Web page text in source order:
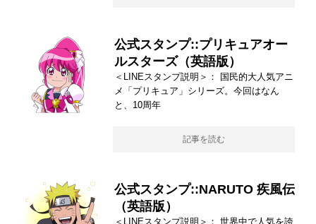
公式スタンプ::プリキュアオー
ルスターズ（英語版）
＜LINEスタンプ説明＞： 国民的大人気アニ
メ「プリキュア」シリーズ。今回はなん
と、10周年
記事を読む
公式スタンプ::NARUTO 疾風伝
（英語版）
＜LINEスタンプ説明＞： 世界中で人気を誇